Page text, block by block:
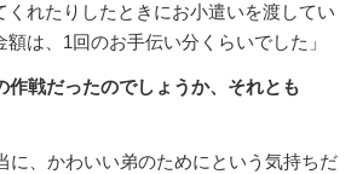
くれたりしたときにお小遣いを渡してい
は、1回のお手伝い分くらいでした」
作戦だったのでしょうか、それとも
に、かわいい弟のためにという気持ちだ